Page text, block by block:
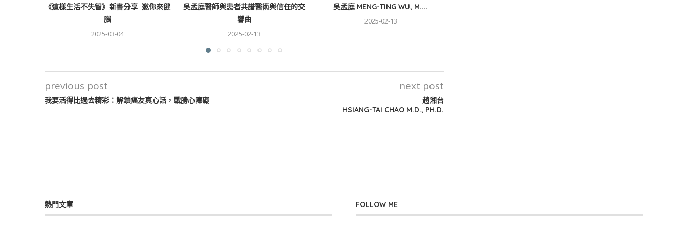
《這樣生活不失智》新書分享 邀你來健
腦
2025-03-04
吳孟庭醫師與患者共譜醫術與信任的交
響曲
2025-02-13
吳孟庭 MENG-TING WU, M....
2025-02-13
previous post
我要活得比過去精彩：解鎖癌友真心話，戰勝心障礙
next post
趙湘台
HSIANG-TAI CHAO M.D., PH.D.
熱門文章 FOLLOW ME